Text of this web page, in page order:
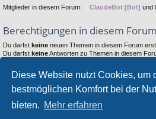
Diese Website nutzt Cookies, um
bestmöglichen Komfort bei der
bieten. Mehr erfahren
Mitglieder in diesem Forum: ClaudeBot [Bot] und
Berechtigungen in diesem Forum
Du darfst keine neuen Themen in diesem Forum
Du darfst keineAntworten zu Themen in diesem
Du darfst deine Beiträge in diesem Forum
Du darfstkeineDateianhänge in diesem Forum
Islandreise Portal Foren-Übersicht